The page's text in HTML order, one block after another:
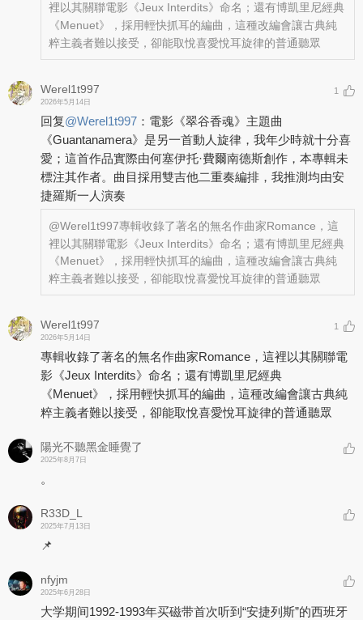
裡以其關聯電影《Jeux Interdits》命名；還有博凱里尼經典
《Menuet》，採用輕快抓耳的編曲，這種改編會讓古典純
粹主義者難以接受，卻能取悅喜愛悅耳旋律的普通聽眾
Werel1t997
2026年5月14日
1
回复@Werel1t997 ： 電影《翠谷香魂》主題曲
《Guantanamera》是另一首動人旋律，我年少時就十分喜
愛；這首作品實際由何塞伊托·費爾南德斯創作，本專輯未
標注其作者。曲目採用雙吉他二重奏編排，我推測均由安
捷羅斯一人演奏
@Werel1t997專輯收錄了著名的無名作曲家Romance，這
裡以其關聯電影《Jeux Interdits》命名；還有博凱里尼經典
《Menuet》，採用輕快抓耳的編曲，這種改編會讓古典純
粹主義者難以接受，卻能取悅喜愛悅耳旋律的普通聽眾
Werel1t997
2026年5月14日
1
專輯收錄了著名的無名作曲家Romance，這裡以其關聯電
影《Jeux Interdits》命名；還有博凱里尼經典
《Menuet》，採用輕快抓耳的編曲，這種改編會讓古典純
粹主義者難以接受，卻能取悅喜愛悅耳旋律的普通聽眾
陽光不聽黑金睡覺了
2025年8月7日
。
R33D_L
2025年7月13日
📌
nfyjm
2025年6月28日
大学期间1992-1993年买磁带首次听到“安捷列斯”的西班牙